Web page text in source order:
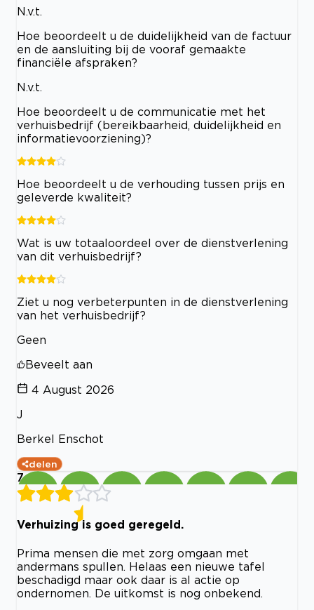
N.v.t.
Hoe beoordeelt u de duidelijkheid van de factuur
en de aansluiting bij de vooraf gemaakte
financiële afspraken?
N.v.t.
Hoe beoordeelt u de communicatie met het
verhuisbedrijf (bereikbaarheid, duidelijkheid en
informatievoorziening)?
Hoe beoordeelt u de verhouding tussen prijs en
geleverde kwaliteit?
Wat is uw totaaloordeel over de dienstverlening
van dit verhuisbedrijf?
Ziet u nog verbeterpunten in de dienstverlening
van het verhuisbedrijf?
Geen
Beveelt aan
4 August 2026
J
Berkel Enschot
delen
7
Verhuizing is goed geregeld.
Prima mensen die met zorg omgaan met
andermans spullen. Helaas een nieuwe tafel
beschadigd maar ook daar is al actie op
ondernomen. De uitkomst is nog onbekend.